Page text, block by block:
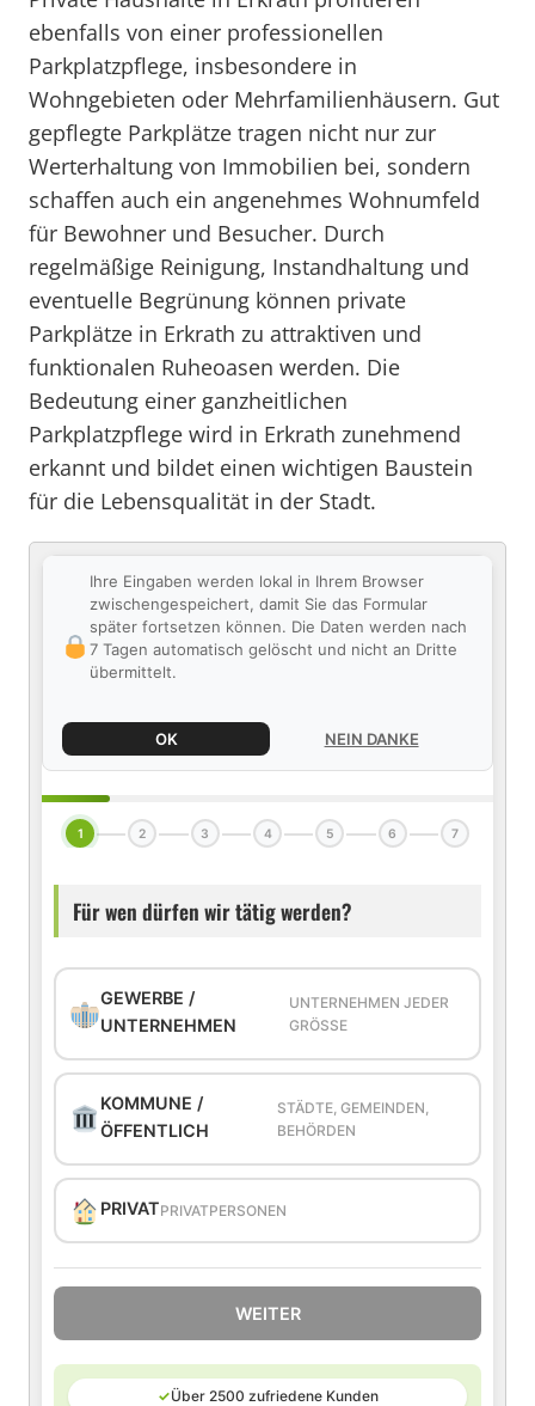
ebenfalls von einer professionellen
Parkplatzpflege, insbesondere in
Wohngebieten oder Mehrfamilienhäusern. Gut
gepflegte Parkplätze tragen nicht nur zur
Werterhaltung von Immobilien bei, sondern
schaffen auch ein angenehmes Wohnumfeld
für Bewohner und Besucher. Durch
regelmäßige Reinigung, Instandhaltung und
eventuelle Begrünung können private
Parkplätze in Erkrath zu attraktiven und
funktionalen Ruheoasen werden. Die
Bedeutung einer ganzheitlichen
Parkplatzpflege wird in Erkrath zunehmend
erkannt und bildet einen wichtigen Baustein
für die Lebensqualität in der Stadt.
Ihre Eingaben werden lokal in Ihrem Browser
zwischengespeichert, damit Sie das Formular
später fortsetzen können. Die Daten werden nach
7 Tagen automatisch gelöscht und nicht an Dritte
übermittelt.
OK NEIN DANKE
1 2 3 4 5 6 7
Für wen dürfen wir tätig werden?
GEWERBE /
UNTERNEHMEN
UNTERNEHMEN JEDER
GRÖSSE
KOMMUNE /
ÖFFENTLICH
STÄDTE, GEMEINDEN,
BEHÖRDEN
PRIVATPRIVATPERSONEN
WEITER
✓Über 2500 zufriedene Kunden